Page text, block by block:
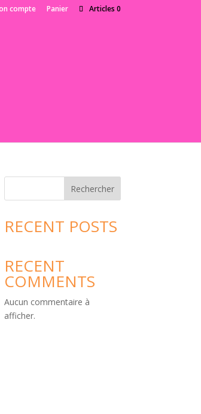
compte Panier Articles 0
Rechercher
RECENT POSTS
RECENT
COMMENTS
Aucun commentaire à
afficher.